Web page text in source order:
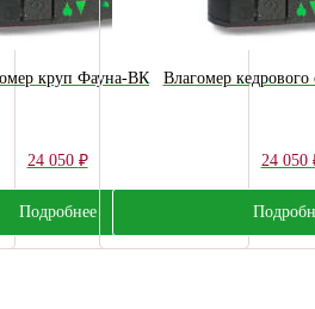
круп Фауна-ВК
24 050 ₽
Подробнее
Влагомер
24 050